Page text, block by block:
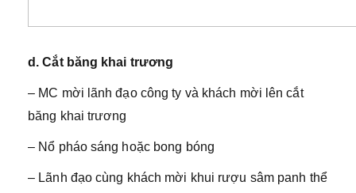
d. Cắt băng khai trương
– MC mời lãnh đạo công ty và khách mời lên cắt
băng khai trương
– Nổ pháo sáng hoặc bong bóng
– Lãnh đạo cùng khách mời khui rượu sâm panh thể